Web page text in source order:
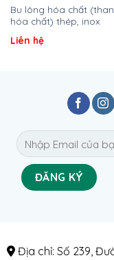
Bu lông hóa chất
hóa chất) thép, inox
Liên hệ
Địa chỉ: Số 239,